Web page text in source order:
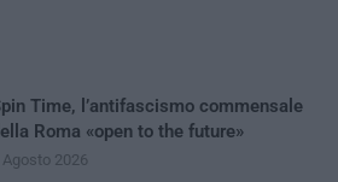
Time, l’antifascismo commensale
Roma «open to the future»
Agosto 2026